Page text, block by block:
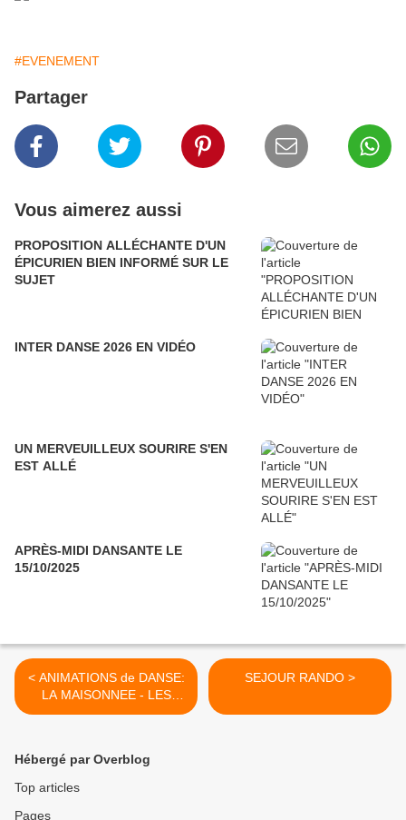
#EVENEMENT
Partager
Vous aimerez aussi
PROPOSITION ALLÉCHANTE D'UN
ÉPICURIEN BIEN INFORMÉ SUR LE
SUJET
INTER DANSE 2026 EN VIDÉO
UN MERVEUILLEUX SOURIRE S'EN
EST ALLÉ
APRÈS-MIDI DANSANTE LE
15/10/2025
< ANIMATIONS de DANSE:
LA MAISONNEE - LES
PRES VERTS
SEJOUR RANDO >
Hébergé par Overblog
Top articles
Pages